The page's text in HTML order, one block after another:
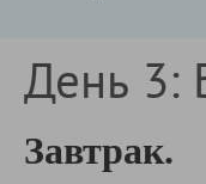
День 3:
Завтрак.